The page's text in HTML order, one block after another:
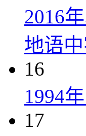
2016
地语
16
1994
17